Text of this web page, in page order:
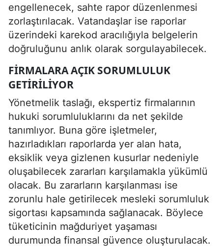
engellenecek, sahte rapor düzenlenmesi
zorlaştırılacak. Vatandaşlar ise raporlar
üzerindeki karekod aracılığıyla belgelerin
doğruluğunu anlık olarak sorgulayabilecek.
FIRMALARA AÇIK SORUMLULUK
GETIRILIYOR
Yönetmelik taslağı, ekspertiz firmalarının
hukuki sorumluluklarını da net şekilde
tanımlıyor. Buna göre işletmeler,
hazırladıkları raporlarda yer alan hata,
eksiklik veya gizlenen kusurlar nedeniyle
oluşabilecek zararları karşılamakla yükümlü
olacak. Bu zararların karşılanması ise
zorunlu hale getirilecek mesleki sorumluluk
sigortası kapsamında sağlanacak. Böylece
tüketicinin mağduriyet yaşaması
durumunda finansal güvence oluşturulacak.